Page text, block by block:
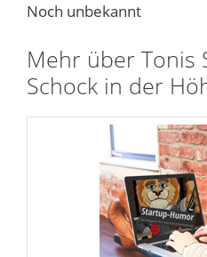
Noch unbekannt
Mehr über Tonis
Schock in der